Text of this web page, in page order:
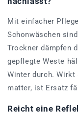
Mit einfacher
Schonwäschen
Trockner dämpfen
gepflegte Weste
Winter durch.
matter, ist Ersatz
Reicht eine